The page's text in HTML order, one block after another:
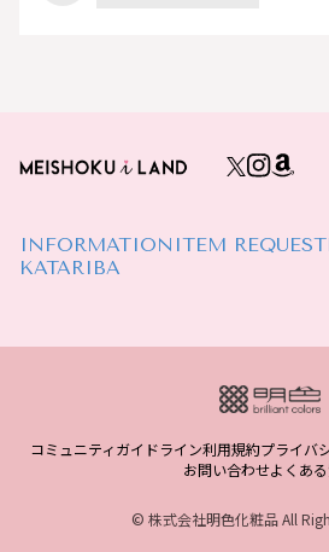
INFORMATION ITEM REQUEST
KATARIBA
コミュニティガイドライン利用規約プライバ
お問い合わせよくあ
© 株式会社明色化粧品 All